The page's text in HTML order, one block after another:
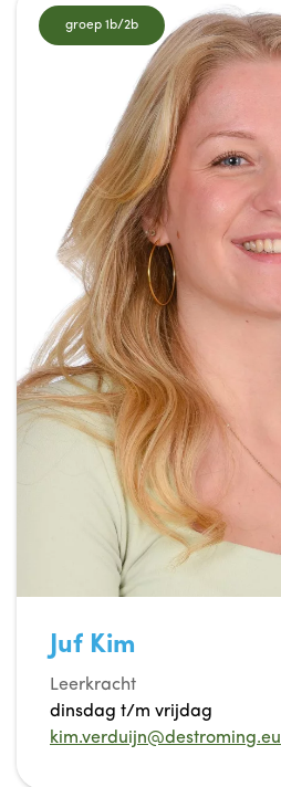
groep 1b/2b
Juf Kim
Leerkracht
dinsdag t/m vrijdag
kim.verduijn@destroming.eu